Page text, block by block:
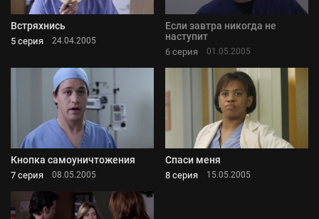
Встряхнись
5 серия 24.04.2005
Если завтра никогда не
наступит
6 серия 01.05.2005
Кнопка самоуничтожения
7 серия 08.05.2005
Спаси меня
8 серия 15.05.2005